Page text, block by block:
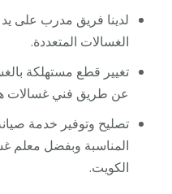
لدينا فريق مدرب على
الغسالات المتعددة.
تغيير قطع مستهلكة
عن طريق فني غسالات
تصليح وتوفير خدمة
المناسبة وبفضل معلم
الكويت.